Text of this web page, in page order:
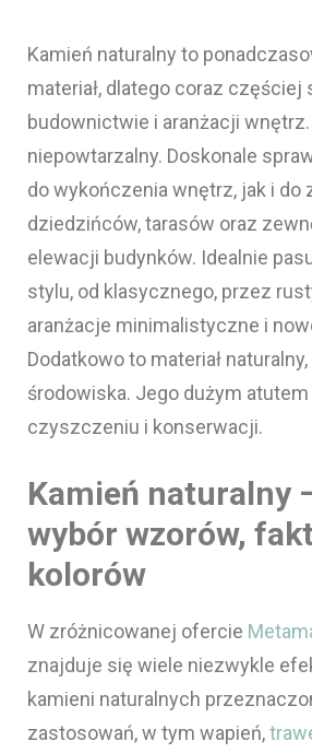
Kamień naturalny to
materiał, dlatego coraz
budownictwie i aranżacji wnętrz.
niepowtarzalny. Doskonale
do wykończenia wnętrz, jak i do
dziedzińców, tarasów oraz
elewacji budynków. Idealnie
stylu, od klasycznego, przez
aranżacje minimalistyczne i
Dodatkowo to materiał
środowiska. Jego dużym
czyszczeniu i konserwacji.
Kamień naturalny
wybór wzorów,
kolorów
W zróżnicowanej ofercie
znajduje się wiele niezwykle
kamieni naturalnych
zastosowań, w tym wapień,